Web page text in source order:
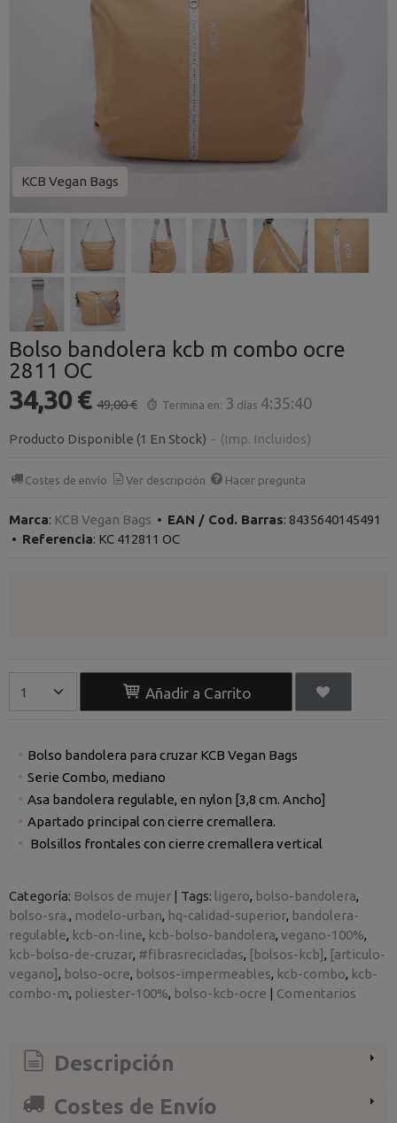
KCB Vegan Bags
Bolso bandolera kcb m combo ocre
2811 OC
34,30 € 49,00 € Termina en: 3 días 4:35:40
Producto Disponible (1 En Stock) - (Imp. Incluidos)
Costes de envío Ver descripción Hacer pregunta
Marca: KCB Vegan Bags • EAN / Cod. Barras: 8435640145491
• Referencia: KC 412811 OC
Añadir a Carrito
Bolso bandolera para cruzar KCB Vegan Bags
Serie Combo, mediano
Asa bandolera regulable, en nylon [3,8 cm. Ancho]
Apartado principal con cierre cremallera.
Bolsillos frontales con cierre cremallera vertical
Categoría: Bolsos de mujer | Tags: ligero bolso-bandolera
bolso-sra. modelo-urban hq-calidad-superior bandolera-
regulable kcb-on-line kcb-bolso-bandolera vegano-100%
kcb-bolso-de-cruzar #fibrasrecicladas [bolsos-kcb]
[articulo-
vegano]
bolso-ocre bolsos-impermeables kcb-combo kcb-
combo-m poliester-100% bolso-kcb-ocre | Comentarios
Descripción
Costes de Envío